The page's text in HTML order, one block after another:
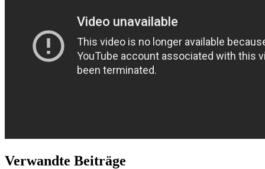
Verwandte Beiträge